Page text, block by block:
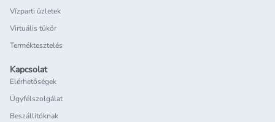
Vízparti üzletek
Virtuális tükör
Terméktesztelés
Kapcsolat
Elérhetőségek
Ügyfélszolgálat
Beszállítóknak